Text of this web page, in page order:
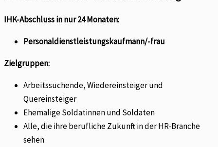
IHK-Abschluss in nur 24 Monaten:
Personaldienstleistungskaufmann/-frau
Zielgruppen:
Arbeitssuchende, Wiedereinsteiger und
Quereinsteiger
Ehemalige Soldatinnen und Soldaten
Alle, die ihre berufliche Zukunft in der HR-Branche
sehen